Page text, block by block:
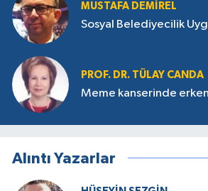
MUSTAFA DEMIREL
Sosyal Belediyecilik
PROF. DR. TÜLAY CANDA
Meme kanserinde
Alıntı Yazarlar